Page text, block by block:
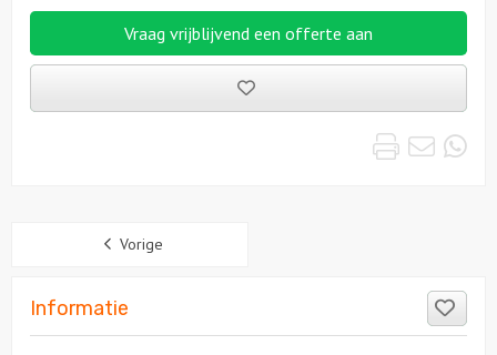
Vraag vrijblijvend een offerte aan
uitjes
Print
Vorige
Informatie